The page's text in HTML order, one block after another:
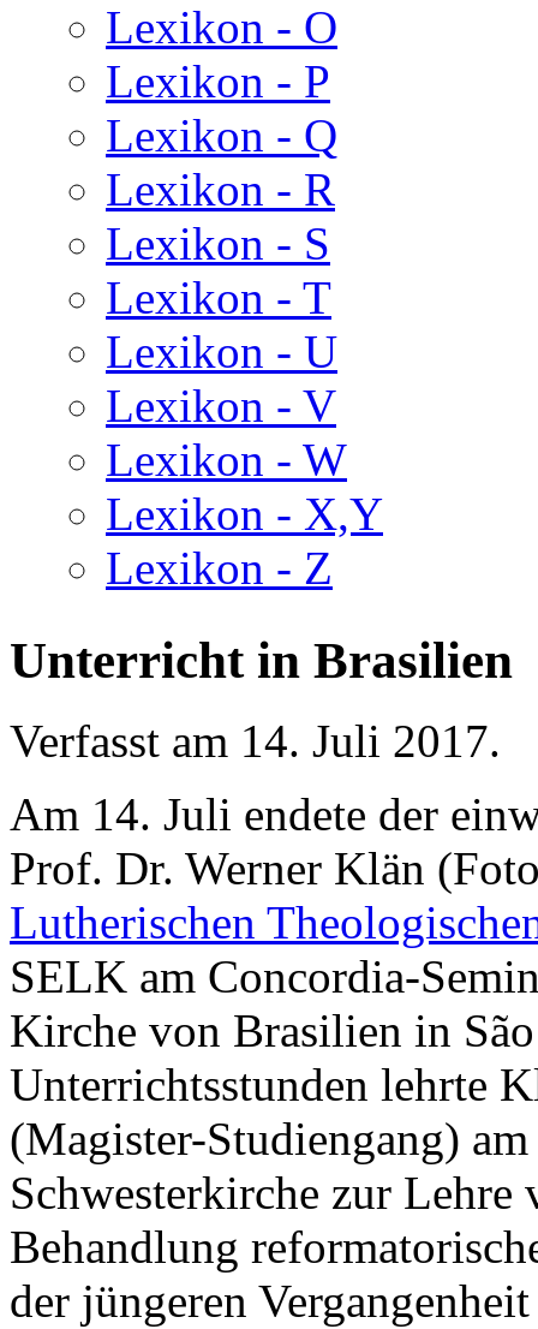
Lexikon - O
Lexikon - P
Lexikon - Q
Lexikon - R
Lexikon - S
Lexikon - T
Lexikon - U
Lexikon - V
Lexikon - W
Lexikon - X,Y
Lexikon - Z
Unterricht in Brasilien
Verfasst am 14. Juli 2017.
Am 14. Juli endete der
Prof. Dr. Werner Klän
Lutherischen
SELK am Concordia-
Kirche von Brasilien in
Unterrichtsstunden lehrte
(Magister-Studiengang)
Schwesterkirche zur
Behandlung
der jüngeren